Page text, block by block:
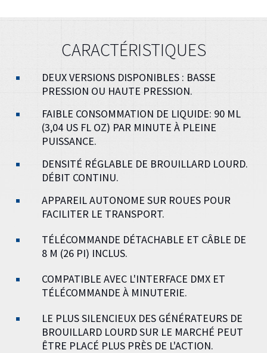
CARACTÉRISTIQUES
DEUX VERSIONS DISPONIBLES : BASSE
PRESSION OU HAUTE PRESSION.
FAIBLE CONSOMMATION DE LIQUIDE: 90 ML
(3,04 US FL OZ) PAR MINUTE À PLEINE
PUISSANCE.
DENSITÉ RÉGLABLE DE BROUILLARD LOURD.
DÉBIT CONTINU.
APPAREIL AUTONOME SUR ROUES POUR
FACILITER LE TRANSPORT.
TÉLÉCOMMANDE DÉTACHABLE ET CÂBLE DE
8 M (26 PI) INCLUS.
COMPATIBLE AVEC L'INTERFACE DMX ET
TÉLÉCOMMANDE À MINUTERIE.
LE PLUS SILENCIEUX DES GÉNÉRATEURS DE
BROUILLARD LOURD SUR LE MARCHÉ PEUT
ÊTRE PLACÉ PLUS PRÈS DE L'ACTION.